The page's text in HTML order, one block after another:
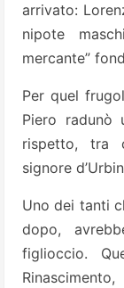
arrivato:
nipote
mercante”
Per quel
Piero
rispetto, tra
signore
Uno dei tanti
dopo,
figlioccio.